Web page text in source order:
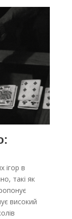
ігор в
такі як
високий